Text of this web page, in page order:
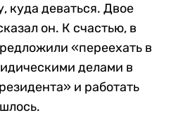
куда деваться. Двое
он. К счастью, в
«переехать в
делами в
и работать